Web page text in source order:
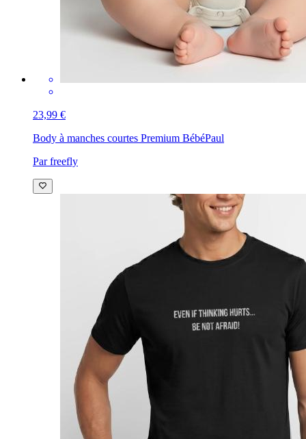
23,99 €
Body à manches courtes Premium BébéPaul
Par freefly